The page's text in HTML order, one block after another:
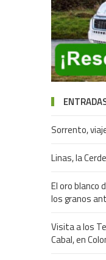
Sorrento,
Linas, la
El oro blanco
los granos
Visita a los
Cabal, en